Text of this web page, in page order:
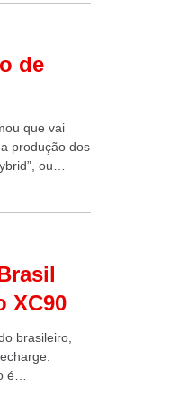
de
que vai
produção dos
ou
XC90
brasileiro,
é